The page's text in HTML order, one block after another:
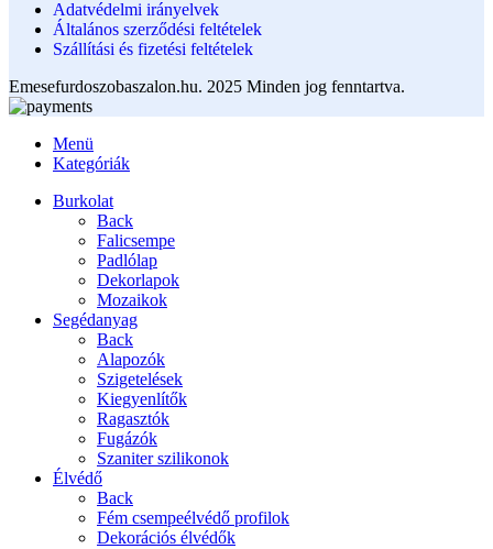
Adatvédelmi irányelvek
Általános szerződési feltételek
Szállítási és fizetési feltételek
Emesefurdoszobaszalon.hu. 2025 Minden jog fenntartva.
Menü
Kategóriák
Burkolat
Back
Falicsempe
Padlólap
Dekorlapok
Mozaikok
Segédanyag
Back
Alapozók
Szigetelések
Kiegyenlítők
Ragasztók
Fugázók
Szaniter szilikonok
Élvédő
Back
Fém csempeélvédő profilok
Dekorációs élvédők